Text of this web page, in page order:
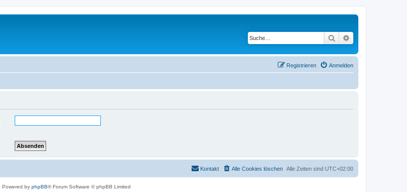
Suche
Anmelden
Registrieren
Alle Zeiten sind UTC+02:00
Alle Cookies löschen
Kontakt
Powered by phpBB® Forum Software © phpBB Limited